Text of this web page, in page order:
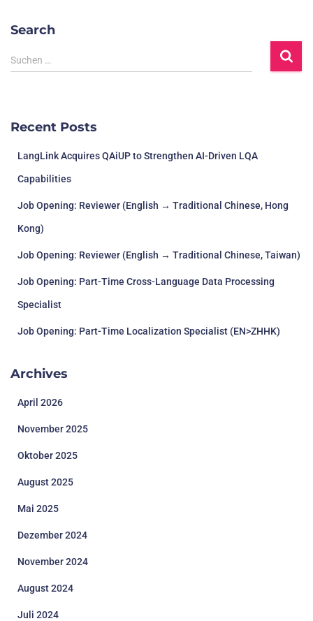
Search
Suchen …
Recent Posts
LangLink Acquires QAiUP to Strengthen AI-Driven LQA
Capabilities
Job Opening: Reviewer (English → Traditional Chinese, Hong
Kong)
Job Opening: Reviewer (English → Traditional Chinese, Taiwan)
Job Opening: Part-Time Cross-Language Data Processing
Specialist
Job Opening: Part-Time Localization Specialist (EN>ZHHK)
Archives
April 2026
November 2025
Oktober 2025
August 2025
Mai 2025
Dezember 2024
November 2024
August 2024
Juli 2024